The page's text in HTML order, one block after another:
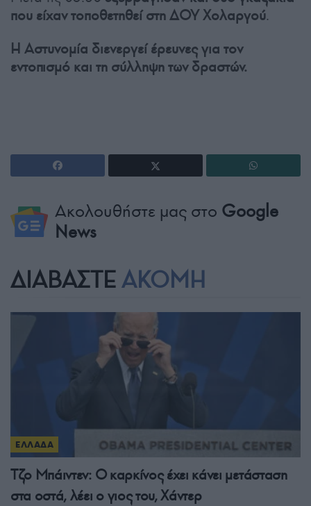
που είχαν τοποθετηθεί στη ΔΟΥ Χολαργού.
Η Αστυνομία διενεργεί έρευνες για τον
εντοπισμό και τη σύλληψη των δραστών.
Ακολουθήστε μας στο Google
News
ΔΙΑΒΑΣΤΕ ΑΚΟΜΗ
ΕΛΛΑΔΑ
Τζο Μπάιντεν: Ο καρκίνος έχει κάνει μετάσταση
στα οστά, λέει ο γιος του, Χάντερ